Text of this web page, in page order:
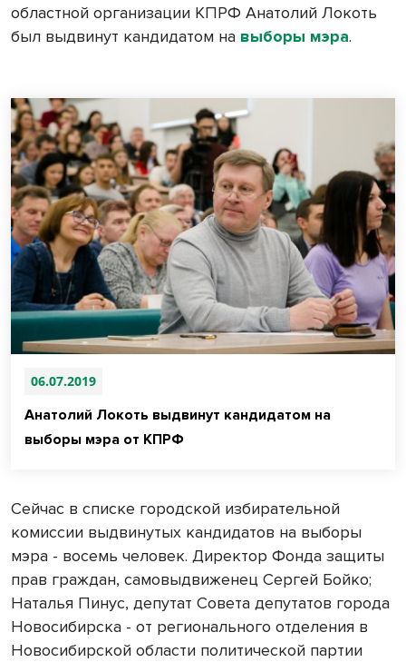
областной организации КПРФ Анатолий Локоть
был выдвинут кандидатом на выборы мэра.
06.07.2019
Анатолий Локоть выдвинут кандидатом на
выборы мэра от КПРФ
Сейчас в списке городской избирательной
комиссии выдвинутых кандидатов на выборы
мэра - восемь человек. Директор Фонда защиты
прав граждан, самовыдвиженец Сергей Бойко;
Наталья Пинус, депутат Совета депутатов города
Новосибирска - от регионального отделения в
Новосибирской области политической партии